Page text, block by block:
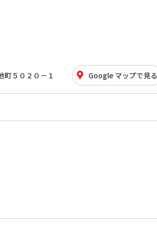
町５０２０－１ Google マップで見る